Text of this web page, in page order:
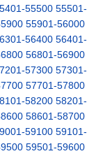
55500 55501-
55901-56000
56400 56401-
56801-56900
57300 57301-
57701-57800
58200 58201-
58601-58700
59100 59101-
59501-59600